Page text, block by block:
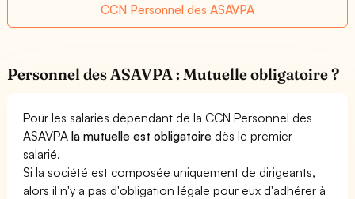
CCN Personnel des ASAVPA
Personnel des ASAVPA : Mutuelle obligatoire ?
Pour les salariés dépendant de la CCN Personnel des
ASAVPAla mutuelle est obligatoire dès le premier
salarié.
Si la société est composée uniquement de dirigeants,
alors il n'y a pas d'obligation légale pour eux d'adhérer à